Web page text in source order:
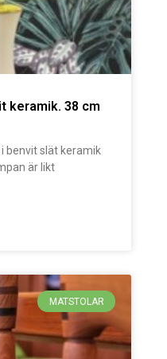
keramik. 38 cm
benvit slät keramik
är likt
MATSTOLAR